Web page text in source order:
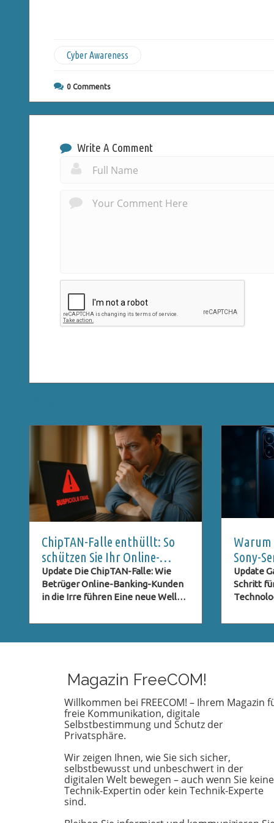
Cyber Awareness
0 Comments
Write A Comment
ChipTAN-Falle enthüllt: So
schützen Sie Ihr Online-
Banking
Update Die ChipTAN-Falle: Wie
Betrüger Online-Banking-Kunden
in die Irre führen Eine neue Welle
derzeit die Kunden der Sparkassen.
Daten zu gelangen. In diesem Fall
wird ein angebliches ChipTAN-
Update als Aufhänger genutzt, um
unsuspecting Kunden auf eine
gefälschte Website zu locken.
Diese Vorgehensweise ist nicht
neu, doch die perfiden Methoden
der Betrüger entwickeln sich
ständig weiter, und es ist
entscheidend, über die neuesten
Entwicklungen informiert zu sein.
Warum
Sony-
Galaxy
Update
Schritt
einen
Branche
anstelle
sondern
in der
Magazin FreeCOM!
Willkommen bei FREECOM! – Ihrem Magazin
freie Kommunikation, digitale
Selbstbestimmung und Schutz der
Privatsphäre.
Wir zeigen Ihnen, wie Sie sich sicher,
selbstbewusst und unbeschwert in der
digitalen Welt bewegen – auch wenn Sie keine
Technik-Expertin oder kein Technik-Experte
sind.